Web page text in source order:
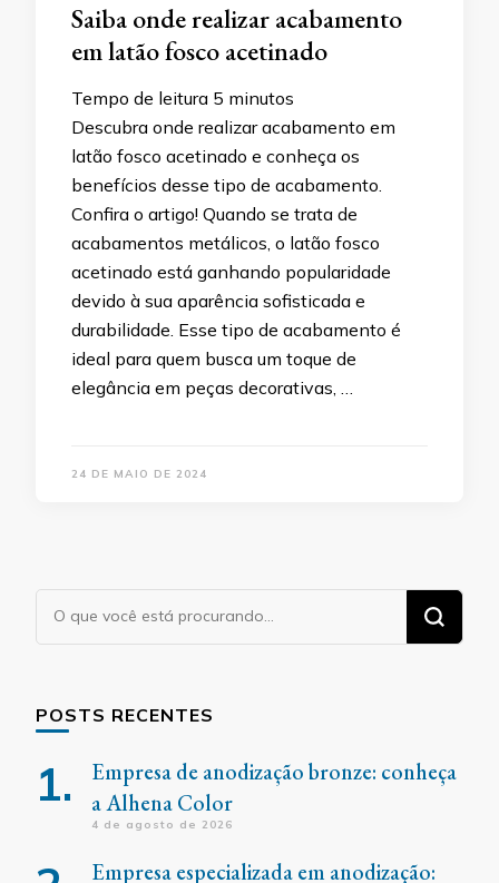
Saiba onde realizar acabamento
em latão fosco acetinado
Tempo de leitura 5 minutos
Descubra onde realizar acabamento em
latão fosco acetinado e conheça os
benefícios desse tipo de acabamento.
Confira o artigo! Quando se trata de
acabamentos metálicos, o latão fosco
acetinado está ganhando popularidade
devido à sua aparência sofisticada e
durabilidade. Esse tipo de acabamento é
ideal para quem busca um toque de
elegância em peças decorativas, …
24 DE MAIO DE 2024
Procurando
algo?
POSTS RECENTES
Empresa de anodização bronze: conheça
a Alhena Color
4 de agosto de 2026
Empresa especializada em anodização: